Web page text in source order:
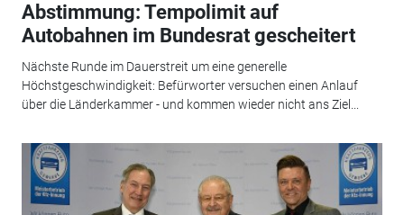
Abstimmung: Tempolimit auf
Autobahnen im Bundesrat gescheitert
Nächste Runde im Dauerstreit um eine generelle
Höchstgeschwindigkeit: Befürworter versuchen einen Anlauf
über die Länderkammer - und kommen wieder nicht ans Ziel...